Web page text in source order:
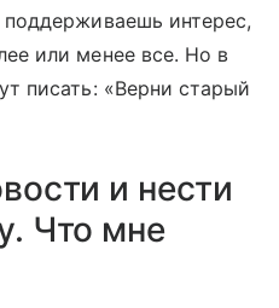
интерес,
или менее все. Но в
писать: «Верни старый
и нести
Что мне